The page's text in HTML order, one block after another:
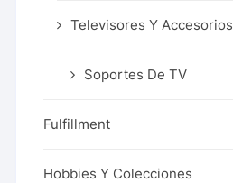
Televisores Y Accesorios
Soportes De TV
Fulfillment
Hobbies Y Colecciones